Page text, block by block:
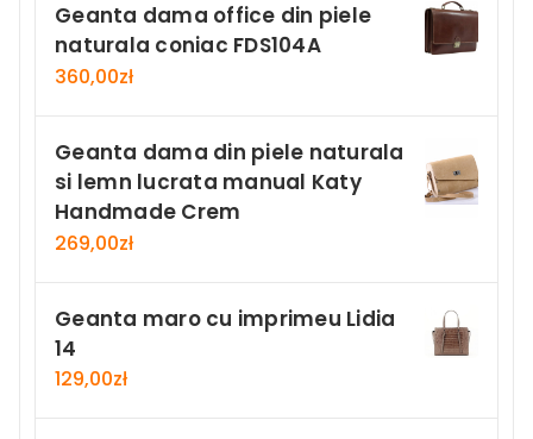
Geanta dama office din piele
naturala coniac FDS104A
360,00zł
Geanta dama din piele naturala
si lemn lucrata manual Katy
Handmade Crem
269,00zł
Geanta maro cu imprimeu Lidia
14
129,00zł